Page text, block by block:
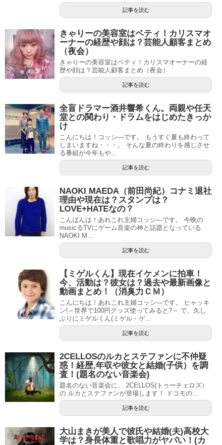
記事を読む
きゃりーの美容室はベティ！カリスマオ
ーナーの経歴や顔は？芸能人顧客まとめ
（夜会）
きゃりーの美容室はベティ！カリスマオーナーの経
歴や顔は？芸能人顧客まとめ（夜会）
記事を読む
全盲ドラマー酒井響希くん。両親や任天
堂との関わり・ドラムをはじめたきっか
け
こんにちは！コッシ―です。 もうすぐ夏も終わって
しまいますね・・・。 そんな夏の終わりを感じさせ
る番組が今年もや...
記事を読む
NAOKI MAEDA（前田尚紀）コナミ退社
理由や現在は？スタンプは？
LOVE+HATEなの？
こんばんは！あれこれ主婦コッシ―です。 今晩の
musicるTVにゲーム音楽の神と話題となっている
NAOKI M...
記事を読む
【ミゲルくん】現在イケメンに拍車！
今、活動は？彼女は？過去や最新画像と
動画まとめ！（消臭力ＣＭ）
こんにちは！あれこれ主婦コッシ―です。 ヒャッキ
ン!～世界で100円グッズ使ってみると?～ で、久し
ぶりにミゲルくん(ミゲル・ゲ...
記事を読む
2CELLOSのルカとステファンに不仲疑
惑！経歴,年収や彼女と結婚(子供）を調
査！(題名のない音楽会)
題名のない音楽会に、 2CELLOS(トゥーチェロズ）
の ルカとステファンが登場します！ ドコモの...
記事を読む
大山まきが美人で彼氏や結婚(夫)高校大
学は？身長体重と歌唱力がヤバい！(カ